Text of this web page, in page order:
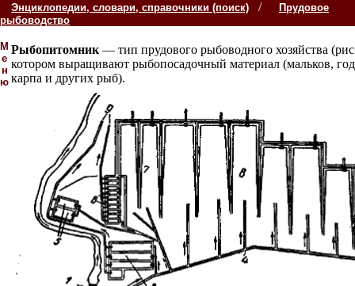
Энциклопедии, словари, справочники (поиск) /
Прудовое
рыбоводство
М
е
н
ю
Рыбопитомник — тип прудового рыбоводного хозяйства
котором выращивают рыбопосадочный материал (мальков,
карпа и других рыб).